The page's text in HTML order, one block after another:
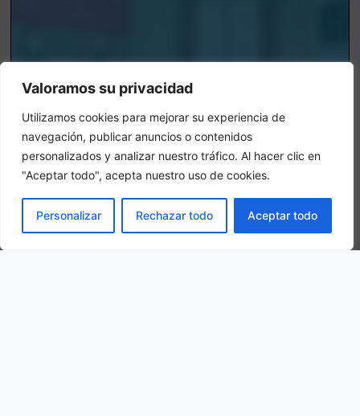
Valoramos su privacidad
Utilizamos cookies para mejorar su experiencia de
navegación, publicar anuncios o contenidos
personalizados y analizar nuestro tráfico. Al hacer clic en
"Aceptar todo", acepta nuestro uso de cookies.
Personalizar Rechazar todo Aceptar todo
Chambre triple LIVRE